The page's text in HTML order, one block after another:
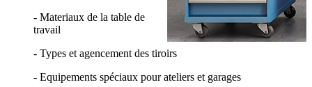
- Materiaux de la table de
travail
- Types et agencement des tiroirs
- Equipements spéciaux pour ateliers et garages